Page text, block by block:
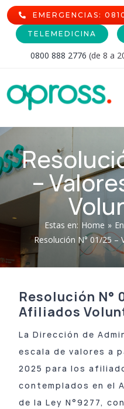
Skip
to
content
EMERGENCIAS:
TELEMEDICINA
0800 888 2776 (de 8 a
Comunidad Afiliada
Afiliaciones
Cartilla de Prestadores
Coseguros
Tutoriales
Cobertura
Cobertura fuera de
Constancia de Afiliación /
Prestadores
Nomencladores
Formularios
Sistema de Validación
Inscripción Nuevos
Portal de Prestadores
Tutoriales
Institucional
Acerca de APROSS
Información de interés
Verificación de Documento
Últimas Resoluciones
Contactanos
PORTAL DE
–
Estas en: Home »
Resolución N° 01/25 –
Resolución N°
Afiliados
La Dirección de
escala de valores a
2025 para los
contemplados en el
de la Ley N°9277,